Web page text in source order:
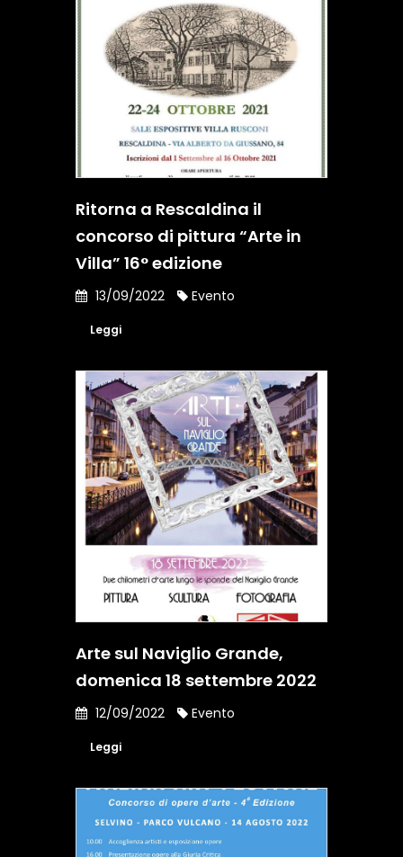
Ritorna a Rescaldina il
concorso di pittura “Arte in
Villa” 16° edizione
13/09/2022 Evento
Leggi
Arte sul Naviglio Grande,
domenica 18 settembre 2022
12/09/2022 Evento
Leggi